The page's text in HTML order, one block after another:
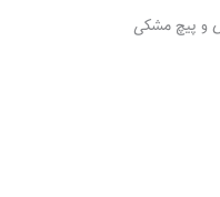
و پیچ مشکی